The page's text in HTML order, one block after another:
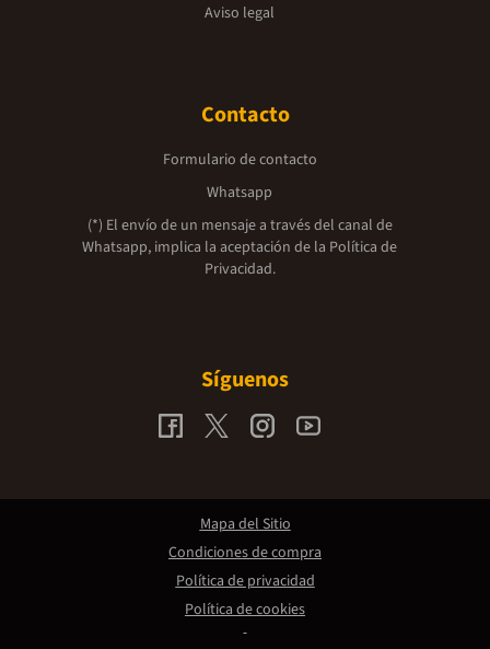
Aviso legal
Contacto
Formulario de contacto
Whatsapp
(*) El envío de un mensaje a través del canal de
Whatsapp, implica la aceptación de la Política de
Privacidad.
Síguenos
Mapa del Sitio
Condiciones de compra
Política de privacidad
Política de cookies